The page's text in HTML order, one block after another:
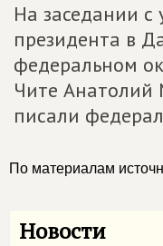
На заседании с
президента в
федеральном
Чите Анатолий
писали
По материалам
Новости